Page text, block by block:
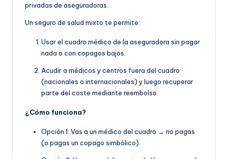
privadas de aseguradoras.
Un seguro de salud mixto te permite:
Usar el cuadro médico de la aseguradora sin pagar
nada o con copagos bajos.
Acudir a médicos y centros fuera del cuadro
(nacionales o internacionales) y luego recuperar
parte del coste mediante reembolso.
¿Cómo funciona?
Opción 1: Vas a un médico del cuadro → no pagas
(o pagas un copago simbólico).